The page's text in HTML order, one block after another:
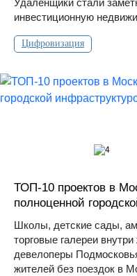
Удалёнщики стали
инвестиционную
Цифровизация
ТОП-10 проектов в
полноценной
Школы, детские сады,
торговые галереи
девелоперы
жителей без поездок в
4